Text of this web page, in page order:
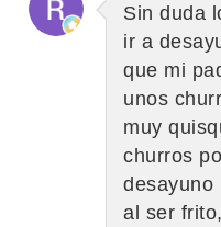
Sin duda
ir a
que mi
unos
muy
churros
desayuno
al ser